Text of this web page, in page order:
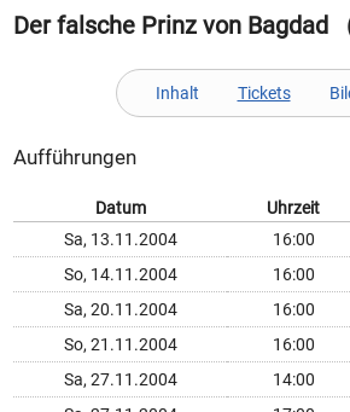
Der falsche Prinz von Bagdad
Inhalt Tickets
Aufführungen
Datum
Uhrzeit
Sa, 13.11.2004
16:00
So, 14.11.2004
16:00
Sa, 20.11.2004
16:00
So, 21.11.2004
16:00
Sa, 27.11.2004
14:00